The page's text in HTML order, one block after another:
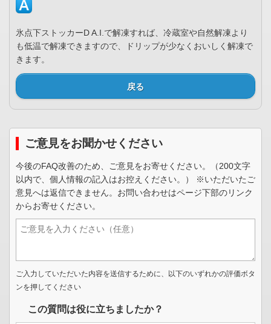
氷点下ストッカーD A.I.で解凍すれば、冷蔵室や自然解凍より
も低温で解凍できますので、ドリップが少なくおいしく解凍で
きます。
戻る
ご意見をお聞かせください
今後のFAQ改善のため、ご意見をお寄せください。（200文字
以内で、個人情報の記入はお控えください。） ※いただいたご
意見へは返信できません。お問い合わせはページ下部のリンク
からお寄せください。
ご入力していただいた内容を送信するために、以下のいずれかの評価ボタ
ンを押してください
この質問は役に立ちましたか？